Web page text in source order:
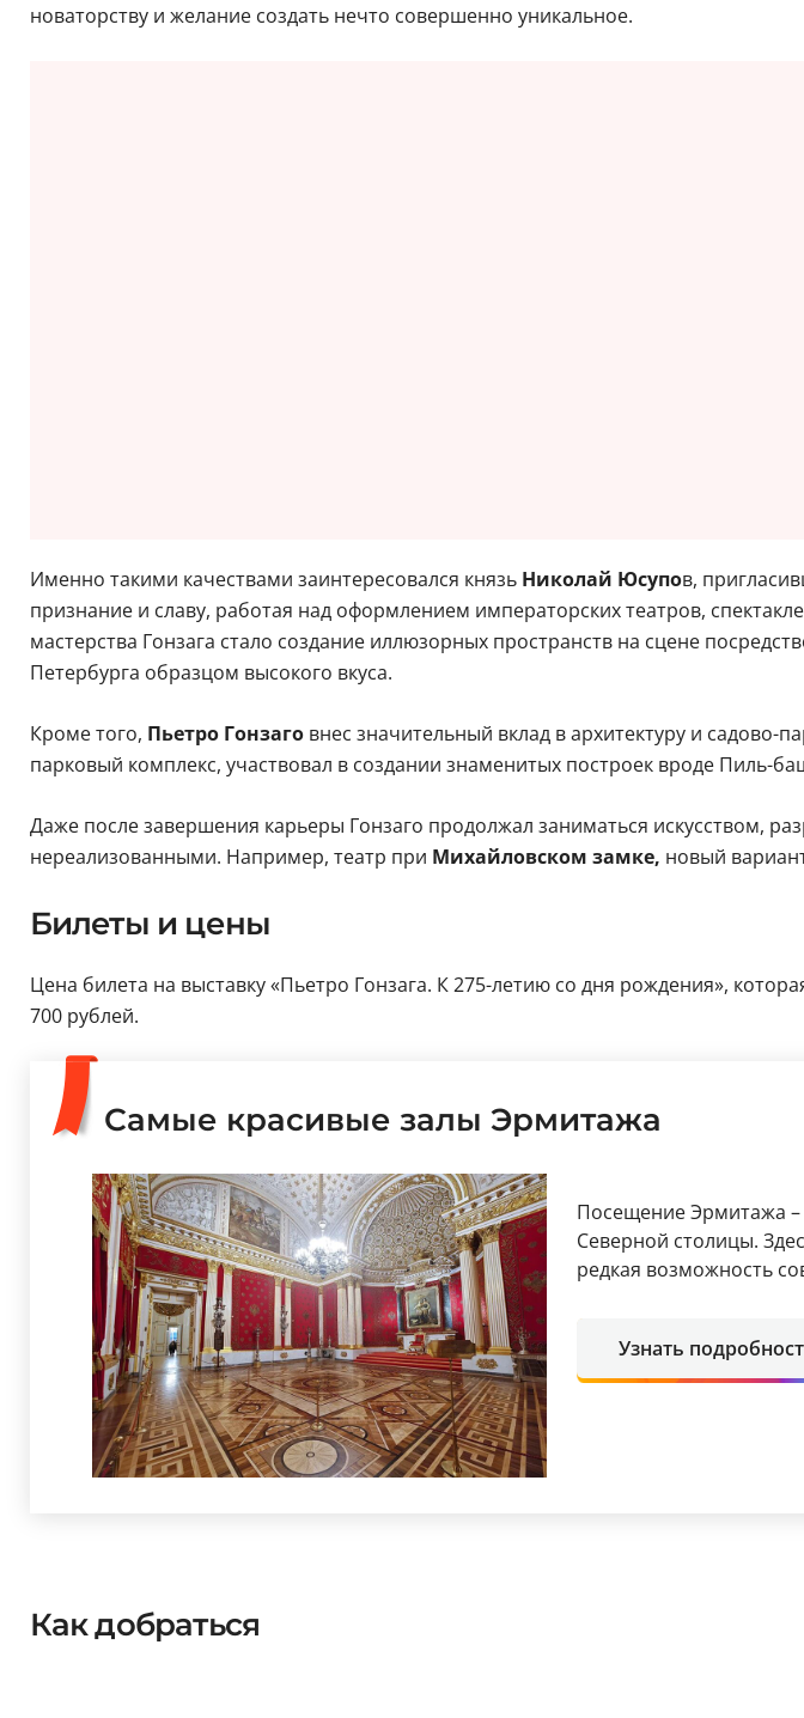
новаторству и желание создать нечто совершенно уникальное.
Именно такими качествами заинтересовался князь Николай Юсупов,
признание и славу, работая над оформлением императорских театров,
мастерства Гонзага стало создание иллюзорных пространств на сцене
Петербурга образцом высокого вкуса.
Кроме того, Пьетро Гонзаговнес значительный вклад в архитектуру и садово-
парковый комплекс, участвовал в создании знаменитых построек вроде Пиль-
Даже после завершения карьеры Гонзаго продолжал заниматься искусством,
нереализованными. Например, театр при Михайловском замке, новый
Билеты и цены
Цена билета на выставку «Пьетро Гонзага. К 275-летию со дня рождения»,
700 рублей.
Самые красивые залы Эрмитажа
Посещение Эрмитажа –
Северной столицы.
редкая возможность
Узнать
Как добраться